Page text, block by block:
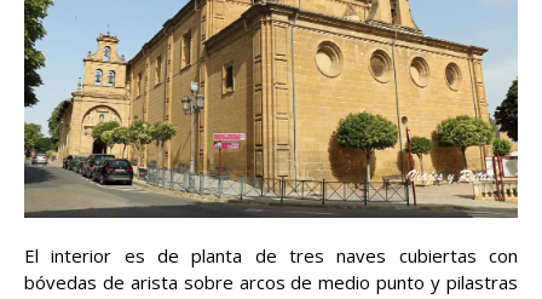
El interior es de planta de tres naves cubiertas con
bóvedas de arista sobre arcos de medio punto y pilastras